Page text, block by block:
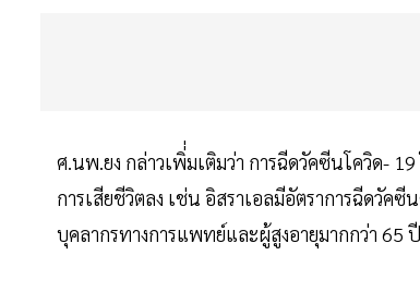
ศ.นพ.ยง กล่าวเพิ่่มเติมว่า การฉีดวัคซีนโควิด-
การเสียชีวิตลง เช่น อิสราเอลมีอัตราการฉีดวัค
บุคลากรทางการแพทย์และผู้สูงอายุมากกว่า 65